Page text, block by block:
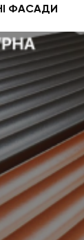
ФАСАДИ